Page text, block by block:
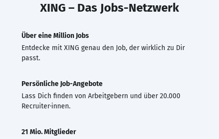
XING – Das Jobs-Netzwerk
Über eine Million Jobs
Entdecke mit XING genau den Job, der wirklich zu Dir
passt.
Persönliche Job-Angebote
Lass Dich finden von Arbeitgebern und über 20.000
Recruiter·innen.
21 Mio. Mitglieder